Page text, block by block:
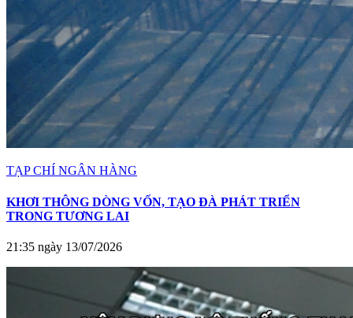
TẠP CHÍ NGÂN HÀNG
KHƠI THÔNG DÒNG VỐN, TẠO ĐÀ PHÁT TRIỂN
TRONG TƯƠNG LAI
21:35 ngày 13/07/2026